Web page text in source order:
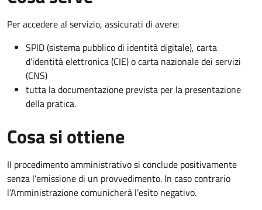
Per accedere al servizio, assicurati di avere:
SPID (sistema pubblico di identità digitale), carta
d’identità elettronica (CIE) o carta nazionale dei servizi
(CNS)
tutta la documentazione prevista per la presentazione
della pratica.
Cosa si ottiene
Il procedimento amministrativo si conclude positivamente
senza l’emissione di un provvedimento. In caso contrario
l’Amministrazione comunicherà l’esito negativo.